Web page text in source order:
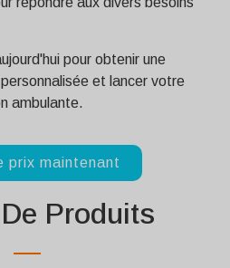
pour obtenir une
et lancer votre
ambulante.
prix maintenant
Produits